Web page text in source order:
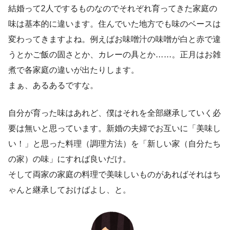
結婚って2人でするものなのでそれぞれ育ってきた家庭の
味は基本的に違います。住んでいた地方でも味のベースは
変わってきますよね。例えばお味噌汁の味噌が白と赤で違
うとかご飯の固さとか、カレーの具とか……。正月はお雑
煮で各家庭の違いが出たりします。
まぁ、あるあるですな。
自分が育った味はあれど、僕はそれを全部継承していく必
要は無いと思っています。新婚の夫婦でお互いに「美味し
い！」と思った料理（調理方法）を「新しい家（自分たち
の家）の味」にすれば良いだけ。
そして両家の家庭の料理で美味しいものがあればそれはち
ゃんと継承しておけばよし、と。